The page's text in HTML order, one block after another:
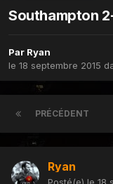
Southampton
Par Ryan
le 18 septembre 2015
PRÉCÉDENT
Ryan